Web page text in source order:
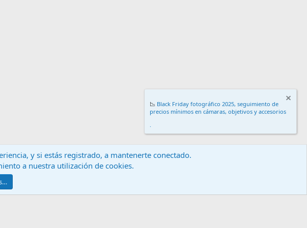
Contáctanos Términos y reglas
XenForo Ltd.
📉 Black Friday fotográfico 2025, seguimiento de
precios mínimos en cámaras, objetivos y accesorios
.
y si estás registrado, a mantenerte conectado.
a nuestra utilización de cookies.